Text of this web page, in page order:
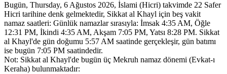
Bugün, Thursday, 6 Ağustos 2026, İslami (Hicri) takvimde 22 Safer
Hicri tarihine denk gelmektedir, Sikkat al Khayl için beş vakit
namaz saatleri: Günlük namazlar sırasıyla: İmsak 4:35 AM, Öğle
12:31 PM, İkindi 4:35 AM, Akşam 7:05 PM, Yatsı 8:28 PM. Sikkat
al Khayl'de gün doğumu 5:57 AM saatinde gerçekleşir, gün batımı
ise bugün 7:05 PM saatindedir.
Not: Sikkat al Khayl'de bugün üç Mekruh namaz dönemi (Evkat-ı
Keraha) bulunmaktadır: